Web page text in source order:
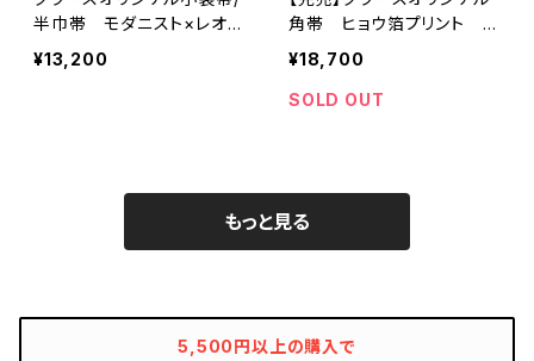
半巾帯 モダニスト×レオパ
ード ポリエステル100％
¥13,200
角帯 ヒョウ箔プリント N
V メンズ帯 レオパード
¥18,700
SOLD OUT
もっと見る
5,500円以上の購入で